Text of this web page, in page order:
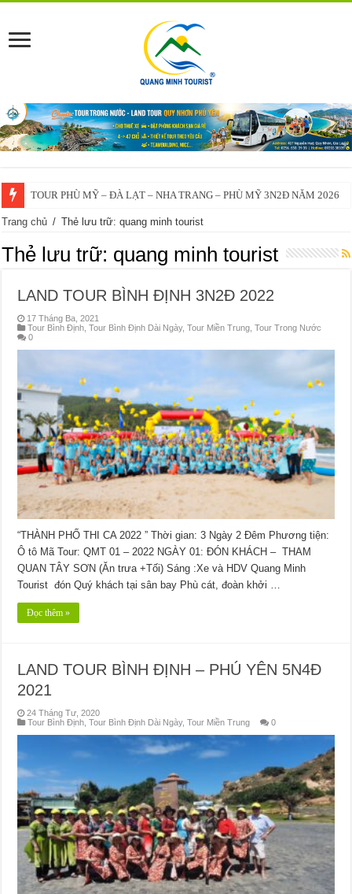
TOUR PHÙ MỸ – ĐÀ LẠT – NHA TRANG – PHÙ MỸ 3N2Đ NĂM 2026
Trang chủ / Thẻ lưu trữ: quang minh tourist
Thẻ lưu trữ: quang minh tourist
LAND TOUR BÌNH ĐỊNH 3N2Đ 2022
17 Tháng Ba, 2021
Tour Bình Định,Tour Bình Định Dài Ngày,Tour Miền Trung,Tour Trong Nước
0
“THÀNH PHỐ THI CA 2022 ” Thời gian: 3 Ngày 2 Đêm Phương tiện:
Ô tô Mã Tour: QMT 01 – 2022 NGÀY 01: ĐÓN KHÁCH – THAM
QUAN TÂY SƠN (Ăn trưa +Tối) Sáng :Xe và HDV Quang Minh
Tourist đón Quý khách tại sân bay Phù cát, đoàn khởi …
Đọc thêm »
LAND TOUR BÌNH ĐỊNH – PHÚ YÊN 5N4Đ
2021
24 Tháng Tư, 2020
Tour Bình Định ,Tour Bình Định Dài Ngày,Tour Miền Trung 0